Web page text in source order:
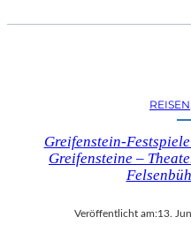
REISEN,
Greifenstein-
Greifensteine –
Veröffentlicht am:13.